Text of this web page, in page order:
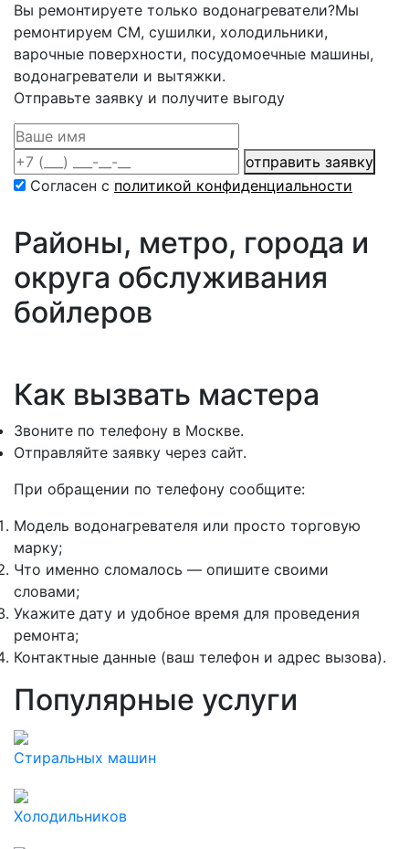
Вы ремонтируете только водонагреватели?Мы
ремонтируем СМ, сушилки, холодильники,
варочные поверхности, посудомоечные машины,
водонагреватели и вытяжки.
Отправьте заявку и получите выгоду
отправить заявку
Согласен с политикой конфиденциальности
Районы, метро, города и
округа обслуживания
бойлеров
Как вызвать мастера
Звоните по телефону в Москве.
Отправляйте заявку через сайт.
При обращении по телефону сообщите:
Модель водонагревателя или просто торговую
марку;
Что именно сломалось — опишите своими
словами;
Укажите дату и удобное время для проведения
ремонта;
Контактные данные (ваш телефон и адрес вызова).
Популярные услуги
Стиральных машин
Холодильников